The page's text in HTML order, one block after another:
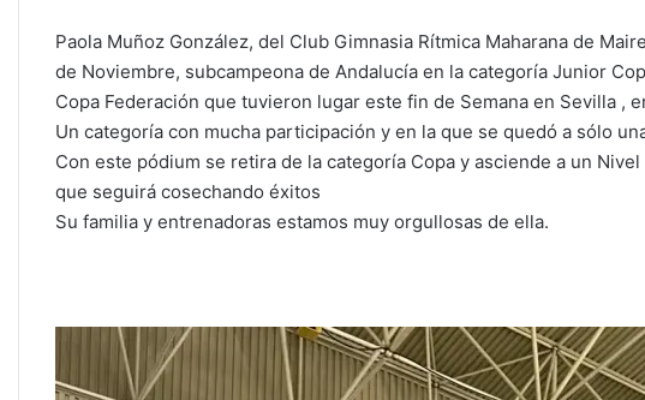
p o
k
Paola Muñoz González, del Club Gimnasia Rítmica Maharana de
de Noviembre, subcampeona de Andalucía en la categoría Junior
Copa Federación que tuvieron lugar este fin de Semana en Sevilla ,
Un categoría con mucha participación y en la que se quedó a sólo
Con este pódium se retira de la categoría Copa y asciende a un
que seguirá cosechando éxitos
Su familia y entrenadoras estamos muy orgullosas de ella.